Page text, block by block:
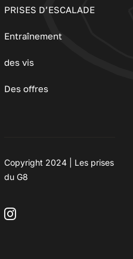
PRISES D’ESCALADE
Entraînement
des vis
Des offres
Copyright 2024 | Les prises
du G8